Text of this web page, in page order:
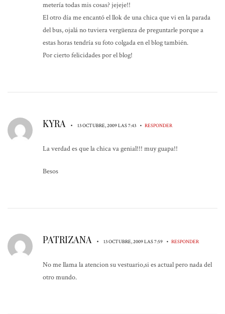
metería todas mis cosas? jejeje!!
El otro día me encantó el llok de una chica que vi en la parada
del bus, ojalá no tuviera vergüenza de preguntarle porque a
estas horas tendría su foto colgada en el blog también.
Por cierto felicidades por el blog!
KYRA • 13 OCTUBRE, 2009 LAS 7:43 • RESPONDER
La verdad es que la chica va genial!!! muy guapa!!
Besos
PATRIZANA • 13 OCTUBRE, 2009 LAS 7:59 • RESPONDER
No me llama la atencion su vestuario,si es actual pero nada del
otro mundo.